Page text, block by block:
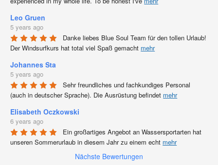
Leo Gruen
5 years ago
Danke liebes Blue Soul Team für den tollen Urlaub!
Der Windsurfkurs hat total viel Spaß gemacht mehr
Johannes Sta
5 years ago
Sehr freundliches und fachkundiges Personal
(auch in deutscher Sprache). Die Ausrüstung befindet mehr
Elisabeth Oczkowski
6 years ago
Ein großartiges Angebot an Wassersportarten hat
unseren Sommerurlaub in diesem Jahr zu einem echt mehr
Nächste Bewertungen